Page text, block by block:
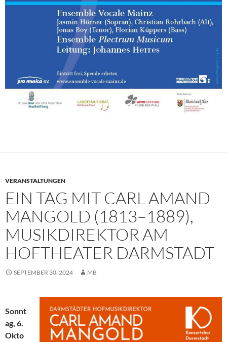
VERANSTALTUNGEN
EIN TAG MIT CARL AMAND
MANGOLD (1813–1889),
MUSIKDIREKTOR AM
HOFTHEATER DARMSTADT
SEPTEMBER 30, 2024 MB
Sonnt
ag, 6.
Okto